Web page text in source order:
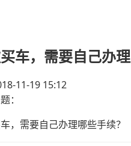
车，需要自己办理
11-19 15:12
：
，需要自己办理哪些手续？